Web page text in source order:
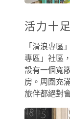
活力十
「滑浪專區
專區」社區
設有一個寬
房。周圍充
旅伴都絕對